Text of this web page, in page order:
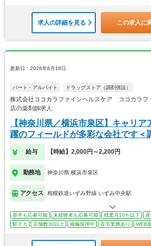
求人の詳細を見る この求人に
更新日：2026年6月18日
パート・アルバイト ドラッグストア（調剤併設）
株式会社ココカラファインヘルスケア ココカラフ
店の薬剤師求人
【神奈川県／横浜市泉区】キャリ
躍のフィールドが多彩な会社です＜
給与 【時給】2,000円～2,200円
勤務地 神奈川県 横浜市泉区
アクセス 相模鉄道いずみ野線 いずみ中央駅
新卒も応募可能 未経験者も応募可能 残業月10ｈ以下
駅チカ
店舗数30以上 積極採用中 在宅業務あり WEB